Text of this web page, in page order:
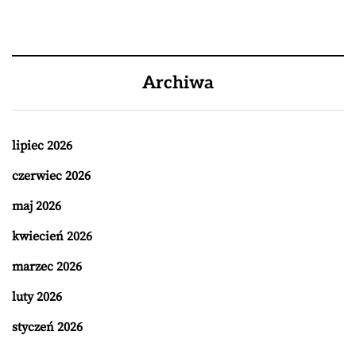
Archiwa
lipiec 2026
czerwiec 2026
maj 2026
kwiecień 2026
marzec 2026
luty 2026
styczeń 2026